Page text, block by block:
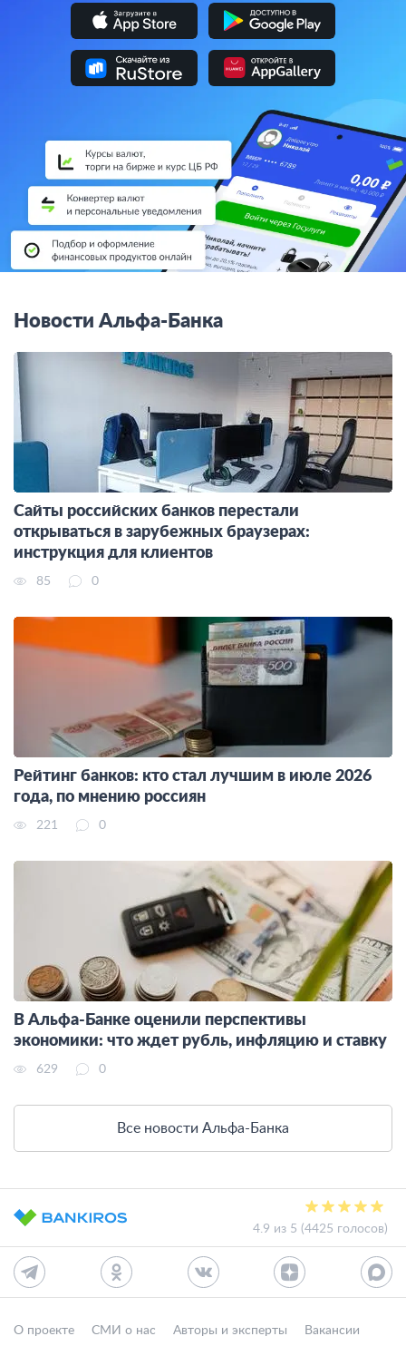
Новости Альфа-Банка
Сайты российских банков перестали
открываться в зарубежных браузерах:
инструкция для клиентов
85 0
Рейтинг банков: кто стал лучшим в июле 2026
года, по мнению россиян
221 0
В Альфа-Банке оценили перспективы
экономики: что ждет рубль, инфляцию и ставку
629 0
Все новости Альфа-Банка
4.9 из 5 (4425 голосов)
О проекте СМИ о нас Авторы и эксперты
Вакансии